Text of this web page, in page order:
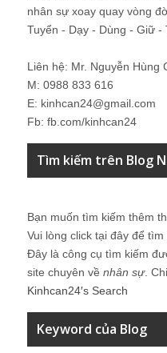
nhân sự xoay quay vòng
Tuyển - Dạy - Dùng - Giữ -
Liên hệ: Mr. Nguyễn Hùng
M: 0988 833 616
E: kinhcan24@gmail.com
Fb: fb.com/kinhcan24
Tìm kiếm trên Blog
Bạn muốn tìm kiếm thêm
Vui lòng click tại đây để tìm
Đây là công cụ tìm kiếm
site chuyên về nhân sự.
Kinhcan24′s Search
Keyword của Blog